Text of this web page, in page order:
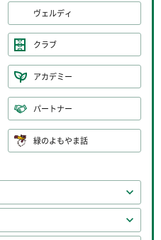
ヴェルディ
クラブ
アカデミー
パートナー
緑のよもやま話